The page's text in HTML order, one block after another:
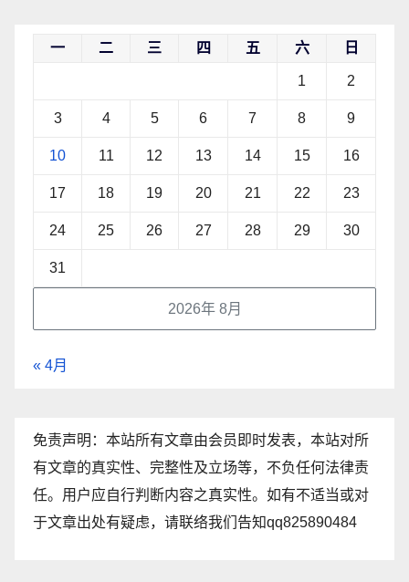
2026年 8月
一 二 三 四 五 六 日
1 2
3 4 5 6 7 8 9
10 11 12 13 14 15 16
17 18 19 20 21 22 23
24 25 26 27 28 29 30
31
« 4月
免责声明：本站所有文章由会员即时发表，本站对所
有文章的真实性、完整性及立场等，不负任何法律责
任。用户应自行判断内容之真实性。如有不适当或对
于文章出处有疑虑，请联络我们告知qq825890484